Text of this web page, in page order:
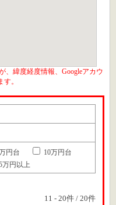
、緯度経度情報、Googleアカウ
。
円台
10万円台
万円以上
11 - 20件 / 20件